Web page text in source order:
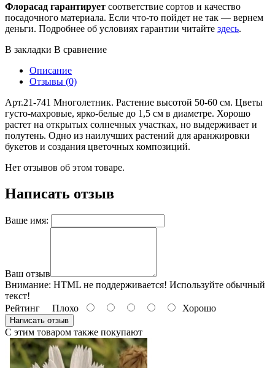
Флорасад гарантирует соответствие сортов и качество
посадочного материала. Если что-то пойдет не так — вернем
деньги. Подробнее об условиях гарантии читайте здесь.
В закладки В сравнение
Описание
Отзывы (0)
Арт.21-741 Многолетник. Растение высотой 50-60 см. Цветы
густо-махровые, ярко-белые до 1,5 см в диаметре. Хорошо
растет на открытых солнечных участках, но выдерживает и
полутень. Одно из наилучших растений для аранжировки
букетов и создания цветочных композиций.
Нет отзывов об этом товаре.
Написать отзыв
Ваше имя:
Ваш отзыв
Внимание: HTML не поддерживается! Используйте обычный
текст!
Рейтинг Плохо Хорошо
Написать отзыв
С этим товаром также покупают